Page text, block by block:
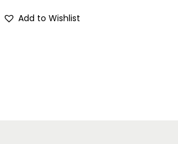
Add to Wishlist